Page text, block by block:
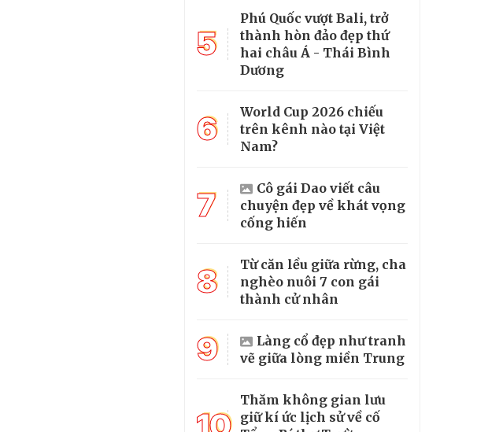
5
Phú Quốc vượt Bali, trở
thành hòn đảo đẹp thứ
hai châu Á - Thái Bình
Dương
6
World Cup 2026 chiếu
trên kênh nào tại Việt
Nam?
7
Cô gái Dao viết câu
chuyện đẹp về khát vọng
cống hiến
8
Từ căn lều giữa rừng, cha
nghèo nuôi 7 con gái
thành cử nhân
9
Làng cổ đẹp như tranh
vẽ giữa lòng miền Trung
Thăm không gian lưu
giữ kí ức lịch sử về cố